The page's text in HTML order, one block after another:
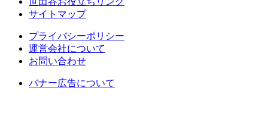
サイトマップ
プライバシーポリシー
運営会社について
お問い合わせ
バナー広告について